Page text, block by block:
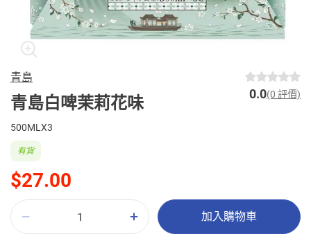
青島
青島白啤茉莉花味 0.0(0 評價)
500MLX3
$27.00
有貨
加入購物車